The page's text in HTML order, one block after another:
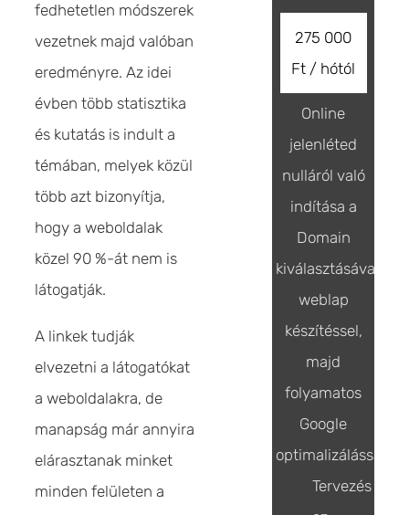
fedhetetlen módszerek
vezetnek majd valóban
eredményre. Az idei
évben több statisztika
és kutatás is indult a
témában, melyek közül
több azt bizonyítja,
hogy a weboldalak
közel 90 %-át nem is
látogatják.
A linkek tudják
elvezetni a látogatókat
a weboldalakra, de
manapság már annyira
elárasztanak minket
minden felületen a
275 000
Ft / hótól
Online
jelenléted
nulláról való
indítása a
Domain
kiválasztásával,
weblap
készítéssel,
majd
folyamatos
Google
optimalizálással
Tervezés